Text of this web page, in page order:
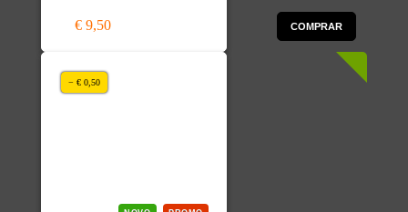
€ 9,50 COMPRAR
− € 0,50